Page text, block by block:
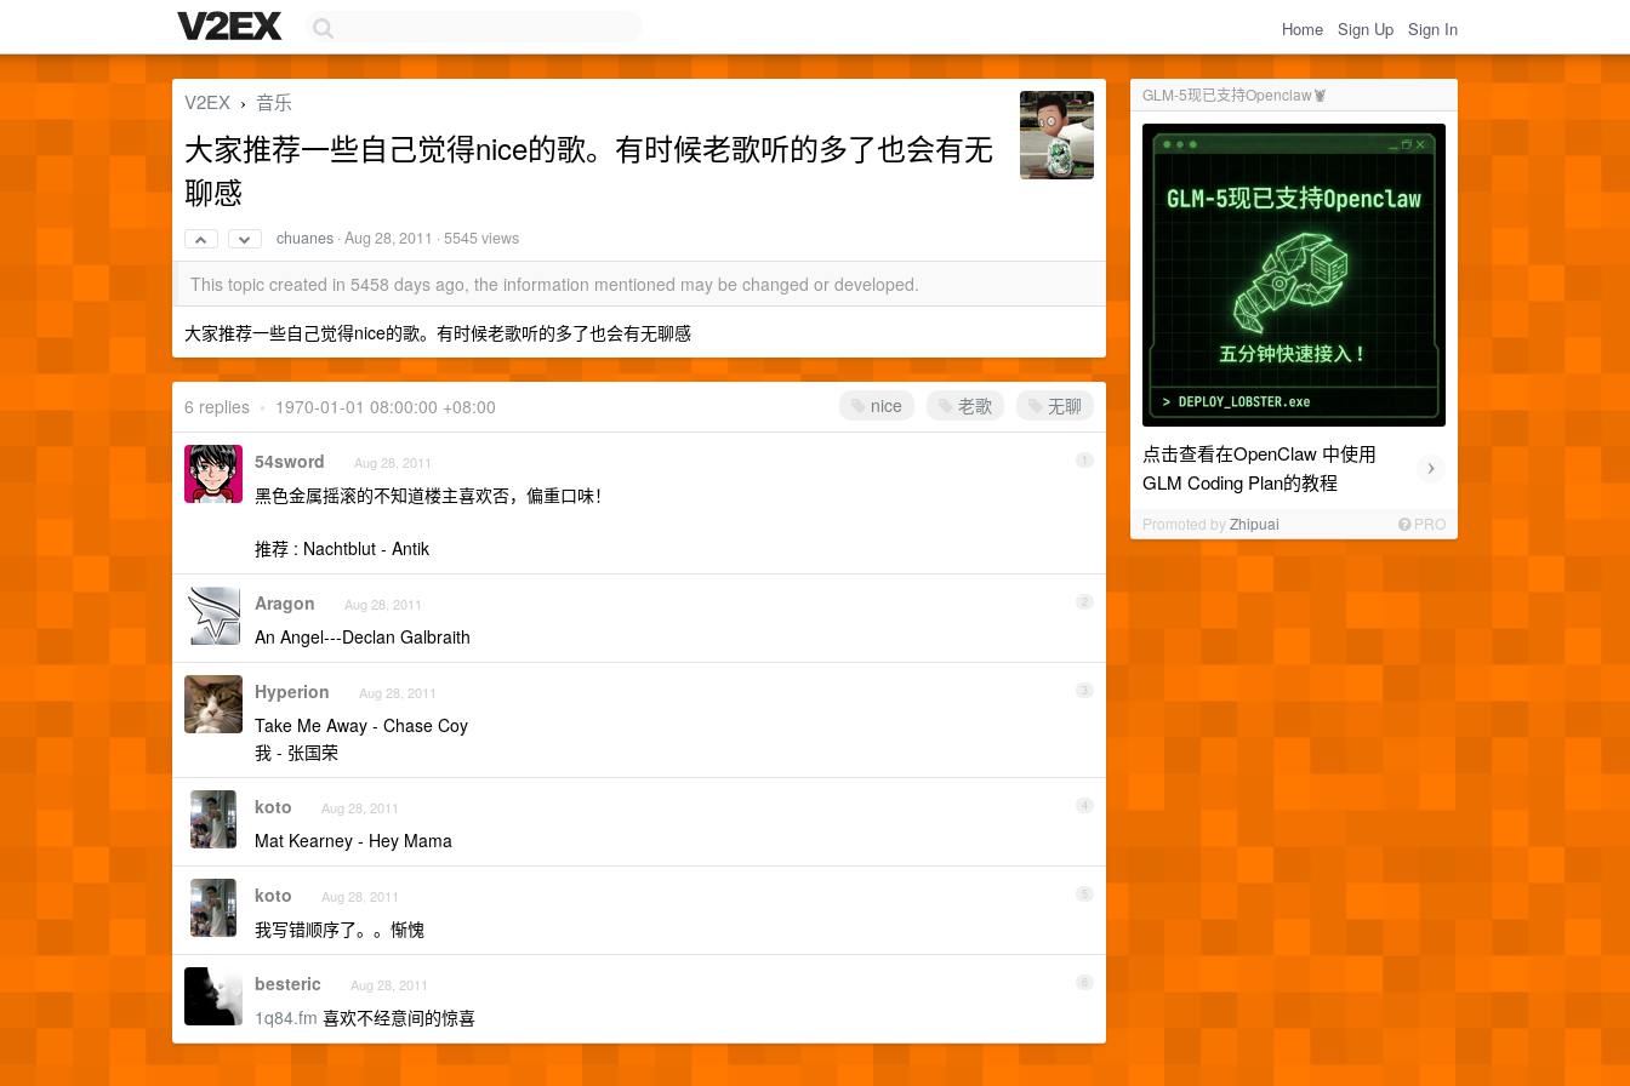
Home Sign Up Sign In
GLM-5现已支持Openclaw🦞
点击查看在OpenClaw 中使用
GLM Coding Plan的教程
›
Promoted byZhipuai PRO
V2EX › 音乐
大家推荐一些自己觉得nice的歌。有时候老歌听的多了也会有无
聊感
chuanes ·Aug 28, 2011 · 5545 views
This topic created in 5458 days ago, the information mentioned may be changed or developed.
大家推荐一些自己觉得nice的歌。有时候老歌听的多了也会有无聊感
nice 老歌 无聊
6 replies • 1970-01-01 08:00:00 +08:00
1
54sword Aug 28, 2011
黑色金属摇滚的不知道楼主喜欢否，偏重口味！
推荐 : Nachtblut - Antik
2
Aragon Aug 28, 2011
An Angel---Declan Galbraith
3
Hyperion Aug 28, 2011
Take Me Away - Chase Coy
我 - 张国荣
4
koto Aug 28, 2011
Mat Kearney - Hey Mama
5
koto Aug 28, 2011
我写错顺序了。。惭愧
6
besteric Aug 28, 2011
1q84.fm 喜欢不经意间的惊喜